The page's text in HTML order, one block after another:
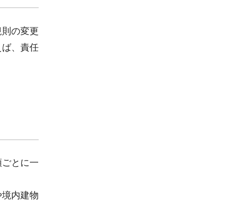
の変更
、責任
とに一
内建物